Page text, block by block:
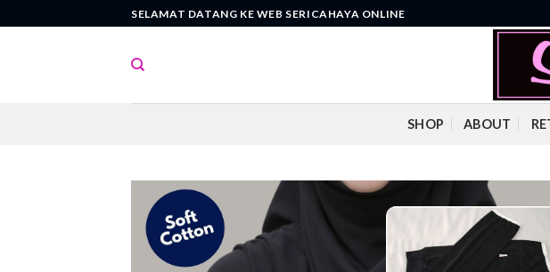
to
SELAMAT DATANG KE WEB SERICAHAYA ONLINE
SHOP ABOUT